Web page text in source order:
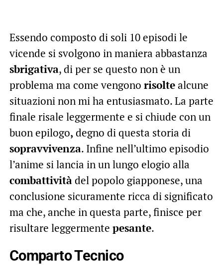
Essendo composto di soli 10 episodi le
vicende si svolgono in maniera abbastanza
sbrigativa, di per se questo non è un
problema ma come vengono risoltealcune
situazioni non mi ha entusiasmato. La parte
finale risale leggermente e si chiude con un
buon epilogo, degno di questa storia di
sopravvivenza. Infine nell’ultimo episodio
l’anime si lancia in un lungo elogio alla
combattivitàdel popolo giapponese, una
conclusione sicuramente ricca di significato
ma che, anche in questa parte, finisce per
risultare leggermente pesante.
Comparto Tecnico